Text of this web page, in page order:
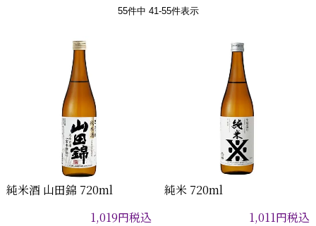
55件中 41 -55件表示
純米酒 山田錦 720ml
1,019円税込
純米 720ml
1,011円税込